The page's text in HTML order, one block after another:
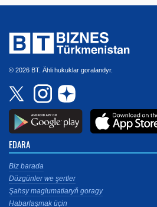
© 2026 BT. Ähli hukuklar goralandyr.
EDARA
Biz barada
Düzgünler we şertler
Şahsy maglumatlaryň goragy
Habarlaşmak üçin